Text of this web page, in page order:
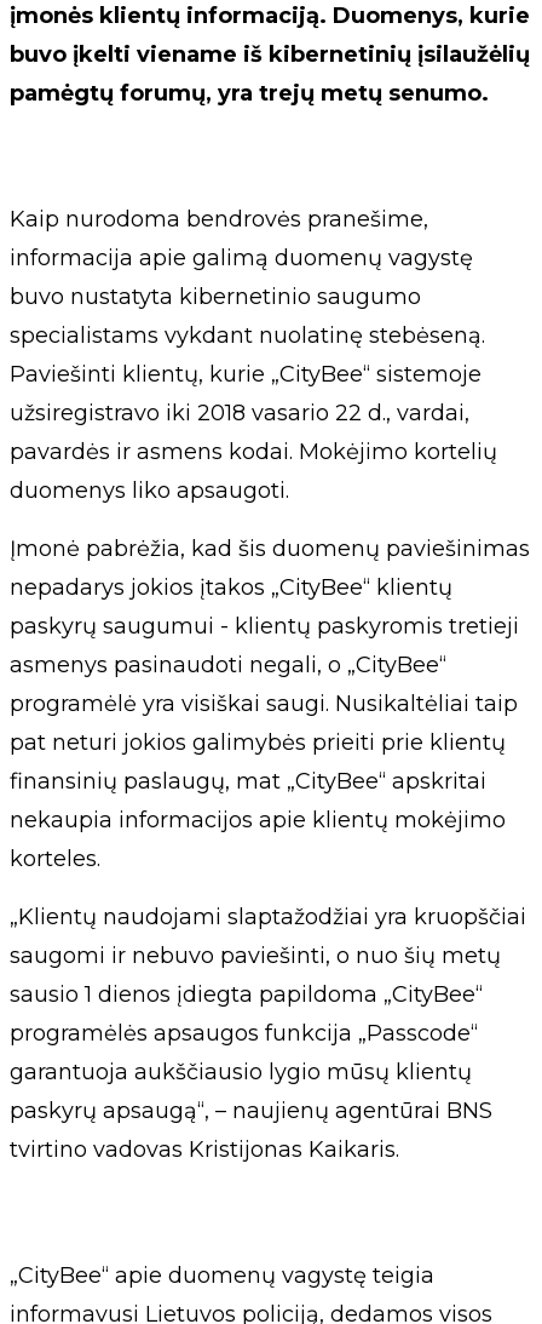
įmonės klientų informaciją. Duomenys, kurie
buvo įkelti viename iš kibernetinių įsilaužėlių
pamėgtų forumų, yra trejų metų senumo.
Kaip nurodoma bendrovės pranešime,
informacija apie galimą duomenų vagystę
buvo nustatyta kibernetinio saugumo
specialistams vykdant nuolatinę stebėseną.
Paviešinti klientų, kurie „CityBee“ sistemoje
užsiregistravo iki 2018 vasario 22 d., vardai,
pavardės ir asmens kodai. Mokėjimo kortelių
duomenys liko apsaugoti.
Įmonė pabrėžia, kad šis duomenų paviešinimas
nepadarys jokios įtakos „CityBee“ klientų
paskyrų saugumui - klientų paskyromis tretieji
asmenys pasinaudoti negali, o „CityBee“
programėlė yra visiškai saugi. Nusikaltėliai taip
pat neturi jokios galimybės prieiti prie klientų
finansinių paslaugų, mat „CityBee“ apskritai
nekaupia informacijos apie klientų mokėjimo
korteles.
„Klientų naudojami slaptažodžiai yra kruopščiai
saugomi ir nebuvo paviešinti, o nuo šių metų
sausio 1 dienos įdiegta papildoma „CityBee“
programėlės apsaugos funkcija „Passcode“
garantuoja aukščiausio lygio mūsų klientų
paskyrų apsaugą“, – naujienų agentūrai BNS
tvirtino vadovas Kristijonas Kaikaris.
„CityBee“ apie duomenų vagystę teigia
informavusi Lietuvos policiją, dedamos visos